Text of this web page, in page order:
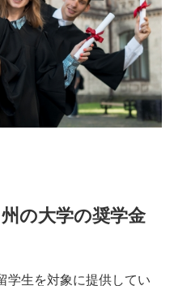
の大学の奨学金
学生を対象に提供してい